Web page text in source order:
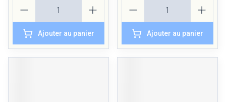
Ajouter au panier Ajouter au panier